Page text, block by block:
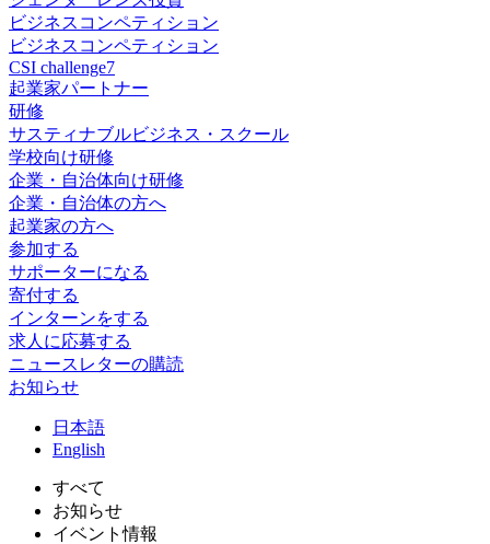
ビジネスコンペティション
ビジネスコンペティション
CSI challenge7
起業家パートナー
研修
サスティナブルビジネス・スクール
学校向け研修
企業・自治体向け研修
企業・自治体の方へ
起業家の方へ
参加する
サポーターになる
寄付する
インターンをする
求人に応募する
ニュースレターの購読
お知らせ
日 本語
English
すべて
お知らせ
イベント情報